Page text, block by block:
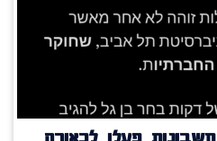
חשיפה ברשת: כ־150 חשבונות פעלו לכאורה